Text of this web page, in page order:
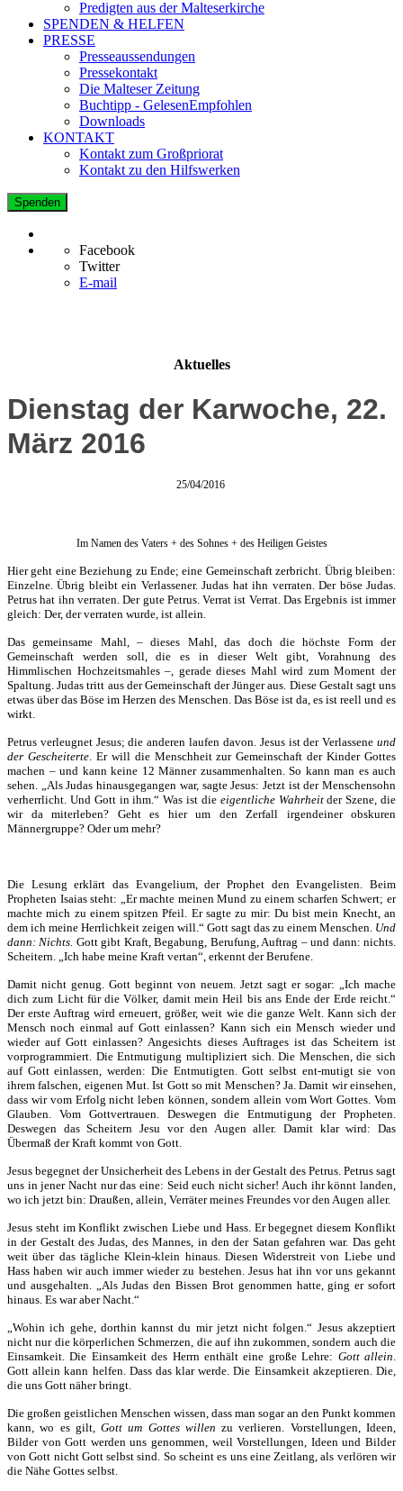
Predigten aus der Malteserkirche
SPENDEN & HELFEN
PRESSE
Presseaussendungen
Pressekontakt
Die Malteser Zeitung
Buchtipp - GelesenEmpfohlen
Downloads
KONTAKT
Kontakt zum Großpriorat
Kontakt zu den Hilfswerken
Spenden
Facebook
Twitter
E-mail
Aktuelles
Dienstag der Karwoche, 22.
März 2016
25/04/2016
Im Namen des Vaters + des Sohnes + des Heiligen Geistes
Hier geht eine Beziehung zu Ende; eine Gemeinschaft zerbricht. Übrig bleiben:
Einzelne. Übrig bleibt ein Verlassener. Judas hat ihn verraten. Der böse Judas.
Petrus hat ihn verraten. Der gute Petrus. Verrat ist Verrat. Das Ergebnis ist immer
gleich: Der, der verraten wurde, ist allein.
Das gemeinsame Mahl, – dieses Mahl, das doch die höchste Form der
Gemeinschaft werden soll, die es in dieser Welt gibt, Vorahnung des
Himmlischen Hochzeitsmahles –, gerade dieses Mahl wird zum Moment der
Spaltung. Judas tritt aus der Gemeinschaft der Jünger aus. Diese Gestalt sagt uns
etwas über das Böse im Herzen des Menschen. Das Böse ist da, es ist reell und es
wirkt.
Petrus verleugnet Jesus; die anderen laufen davon. Jesus ist der Verlassene und
der Gescheiterte. Er will die Menschheit zur Gemeinschaft der Kinder Gottes
machen – und kann keine 12 Männer zusammenhalten. So kann man es auch
sehen. „Als Judas hinausgegangen war, sagte Jesus: Jetzt ist der Menschensohn
verherrlicht. Und Gott in ihm.“ Was ist die eigentliche Wahrheitder Szene, die
wir da miterleben? Geht es hier um den Zerfall irgendeiner obskuren
Männergruppe? Oder um mehr?
Die Lesung erklärt das Evangelium, der Prophet den Evangelisten. Beim
Propheten Isaias steht: „Er machte meinen Mund zu einem scharfen Schwert; er
machte mich zu einem spitzen Pfeil. Er sagte zu mir: Du bist mein Knecht, an
dem ich meine Herrlichkeit zeigen will.“ Gott sagt das zu einem Menschen. Und
dann: Nichts. Gott gibt Kraft, Begabung, Berufung, Auftrag – und dann: nichts.
Scheitern. „Ich habe meine Kraft vertan“, erkennt der Berufene.
Damit nicht genug. Gott beginnt von neuem. Jetzt sagt er sogar: „Ich mache
dich zum Licht für die Völker, damit mein Heil bis ans Ende der Erde reicht.“
Der erste Auftrag wird erneuert, größer, weit wie die ganze Welt. Kann sich der
Mensch noch einmal auf Gott einlassen? Kann sich ein Mensch wieder und
wieder auf Gott einlassen? Angesichts dieses Auftrages ist das Scheitern ist
vorprogrammiert. Die Entmutigung multipliziert sich. Die Menschen, die sich
auf Gott einlassen, werden: Die Entmutigten. Gott selbst ent-mutigt sie von
ihrem falschen, eigenen Mut. Ist Gott so mit Menschen? Ja. Damit wir einsehen,
dass wir vom Erfolg nicht leben können, sondern allein vom Wort Gottes. Vom
Glauben. Vom Gottvertrauen. Deswegen die Entmutigung der Propheten.
Deswegen das Scheitern Jesu vor den Augen aller. Damit klar wird: Das
Übermaß der Kraft kommt von Gott.
Jesus begegnet der Unsicherheit des Lebens in der Gestalt des Petrus. Petrus sagt
uns in jener Nacht nur das eine: Seid euch nicht sicher! Auch ihr könnt landen,
wo ich jetzt bin: Draußen, allein, Verräter meines Freundes vor den Augen aller.
Jesus steht im Konflikt zwischen Liebe und Hass. Er begegnet diesem Konflikt
in der Gestalt des Judas, des Mannes, in den der Satan gefahren war. Das geht
weit über das tägliche Klein-klein hinaus. Diesen Widerstreit von Liebe und
Hass haben wir auch immer wieder zu bestehen. Jesus hat ihn vor uns gekannt
und ausgehalten. „Als Judas den Bissen Brot genommen hatte, ging er sofort
hinaus. Es war aber Nacht.“
„Wohin ich gehe, dorthin kannst du mir jetzt nicht folgen.“ Jesus akzeptiert
nicht nur die körperlichen Schmerzen, die auf ihn zukommen, sondern auch die
Einsamkeit. Die Einsamkeit des Herrn enthält eine große Lehre: Gott allein.
Gott allein kann helfen. Dass das klar werde. Die Einsamkeit akzeptieren. Die,
die uns Gott näher bringt.
Die großen geistlichen Menschen wissen, dass man sogar an den Punkt kommen
kann, wo es gilt,Gott um Gottes willen zu verlieren. Vorstellungen, Ideen,
Bilder von Gott werden uns genommen, weil Vorstellungen, Ideen und Bilder
von Gott nicht Gott selbst sind. So scheint es uns eine Zeitlang, als verlören wir
die Nähe Gottes selbst.